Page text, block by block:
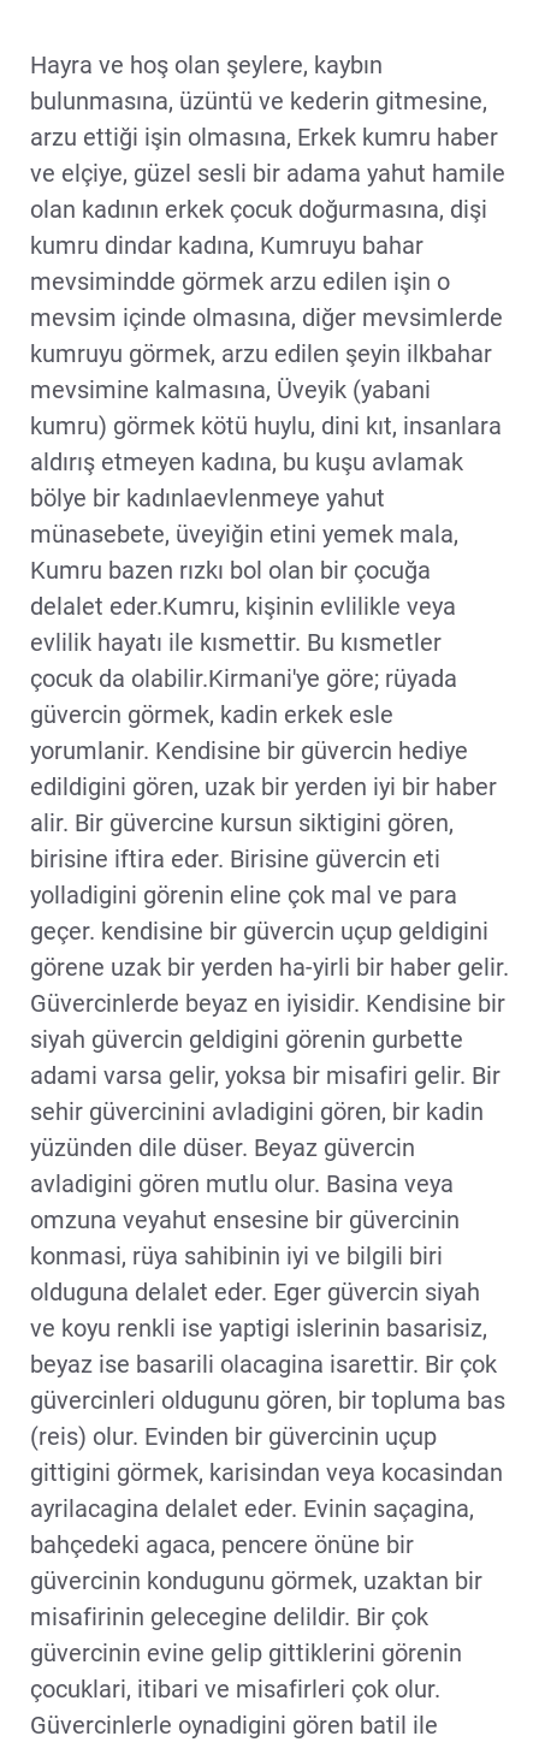
Hayra ve hoş olan şeylere, kaybın
bulunmasına, üzüntü ve kederin gitmesine,
arzu ettiği işin olmasına, Erkek kumru haber
ve elçiye, güzel sesli bir adama yahut hamile
olan kadının erkek çocuk doğurmasına, dişi
kumru dindar kadına, Kumruyu bahar
mevsimindde görmek arzu edilen işin o
mevsim içinde olmasına, diğer mevsimlerde
kumruyu görmek, arzu edilen şeyin ilkbahar
mevsimine kalmasına, Üveyik (yabani
kumru) görmek kötü huylu, dini kıt, insanlara
aldırış etmeyen kadına, bu kuşu avlamak
bölye bir kadınlaevlenmeye yahut
münasebete, üveyiğin etini yemek mala,
Kumru bazen rızkı bol olan bir çocuğa
delalet eder.Kumru, kişinin evlilikle veya
evlilik hayatı ile kısmettir. Bu kısmetler
çocuk da olabilir.Kirmani'ye göre; rüyada
güvercin görmek, kadin erkek esle
yorumlanir. Kendisine bir güvercin hediye
edildigini gören, uzak bir yerden iyi bir haber
alir. Bir güvercine kursun siktigini gören,
birisine iftira eder. Birisine güvercin eti
yolladigini görenin eline çok mal ve para
geçer. kendisine bir güvercin uçup geldigini
görene uzak bir yerden ha-yirli bir haber gelir.
Güvercinlerde beyaz en iyisidir. Kendisine bir
siyah güvercin geldigini görenin gurbette
adami varsa gelir, yoksa bir misafiri gelir. Bir
sehir güvercinini avladigini gören, bir kadin
yüzünden dile düser. Beyaz güvercin
avladigini gören mutlu olur. Basina veya
omzuna veyahut ensesine bir güvercinin
konmasi, rüya sahibinin iyi ve bilgili biri
olduguna delalet eder. Eger güvercin siyah
ve koyu renkli ise yaptigi islerinin basarisiz,
beyaz ise basarili olacagina isarettir. Bir çok
güvercinleri oldugunu gören, bir topluma bas
(reis) olur. Evinden bir güvercinin uçup
gittigini görmek, karisindan veya kocasindan
ayrilacagina delalet eder. Evinin saçagina,
bahçedeki agaca, pencere önüne bir
güvercinin kondugunu görmek, uzaktan bir
misafirinin gelecegine delildir. Bir çok
güvercinin evine gelip gittiklerini görenin
çocuklari, itibari ve misafirleri çok olur.
Güvercinlerle oynadigini gören batil ile